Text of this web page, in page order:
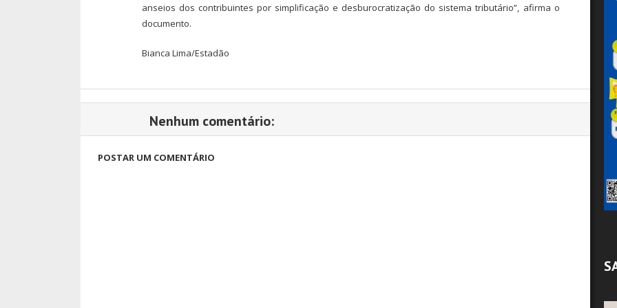
anseios dos contribuintes por simplificação e desburocratização do sistema tributário”, afirma o
documento.
Bianca Lima/Estadão
Nenhum comentário:
POSTAR UM COMENTÁRIO